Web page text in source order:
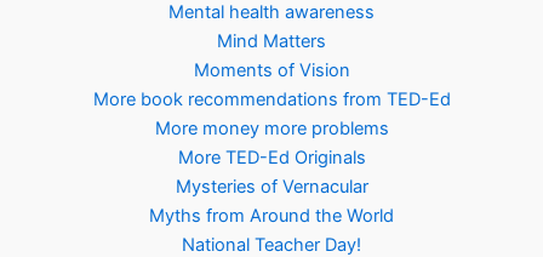
Mental health awareness
Mind Matters
Moments of Vision
More book recommendations from TED-Ed
More money more problems
More TED-Ed Originals
Mysteries of Vernacular
Myths from Around the World
National Teacher Day!